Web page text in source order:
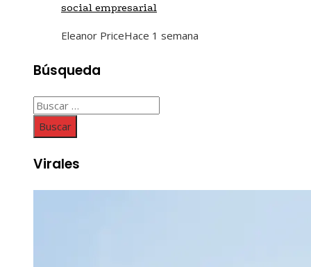
social empresarial
Eleanor PriceHace 1 semana
Búsqueda
Buscar:
Virales